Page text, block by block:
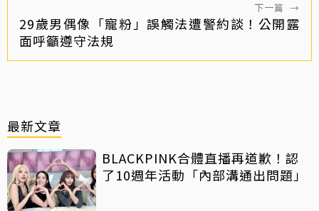
下一篇 →
29歲男偶像「寵粉」誤觸法遭警約談！公開露
面呼籲遵守法規
最新文章
BLACKPINK合體直播再道歉！認
了10週年活動「內部溝通出問題」